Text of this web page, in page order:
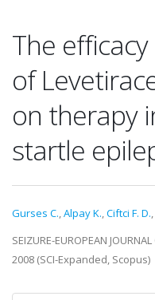
The
of
on therapy
startle
Gurses C.,Alpay K.,Ciftci F. D.,
SEIZURE-EUROPEAN
2008 (SCI-Expanded, Scopus)